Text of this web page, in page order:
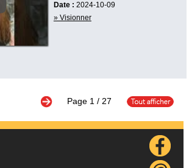
Date : 2024-10-09
» Visionner
Page 1 / 27